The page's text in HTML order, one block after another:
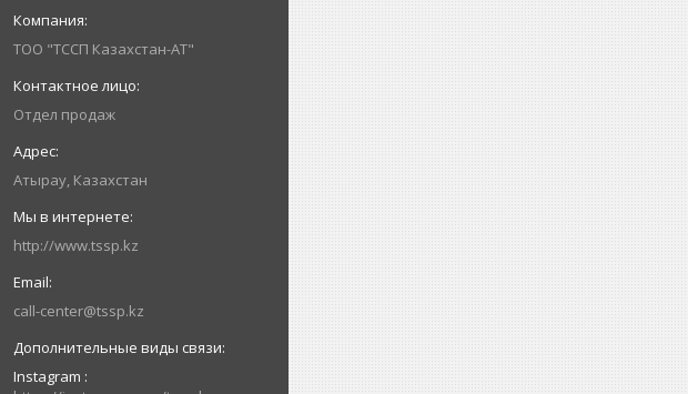
ТОО "ТССП Казахстан-АТ"
Отдел продаж
Атырау, Казахстан
http://www.tssp.kz
call-center@tssp.kz
Instagram